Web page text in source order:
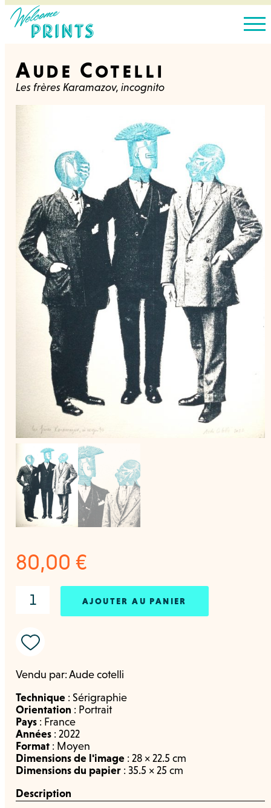
Aude Cotelli
Les frères Karamazov, incognito
80,00 €
AJOUTER AU PANIER
Vendu par: Aude cotelli
Années : 2022
Pays : France
Format : Moyen
Orientation : Portrait
Technique : Sérigraphie
Dimensions de l'image : 28 × 22.5 cm
Dimensions du papier : 35.5 × 25 cm
Description